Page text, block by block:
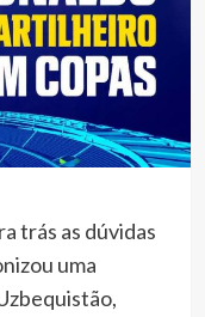
trás as dúvidas
uma